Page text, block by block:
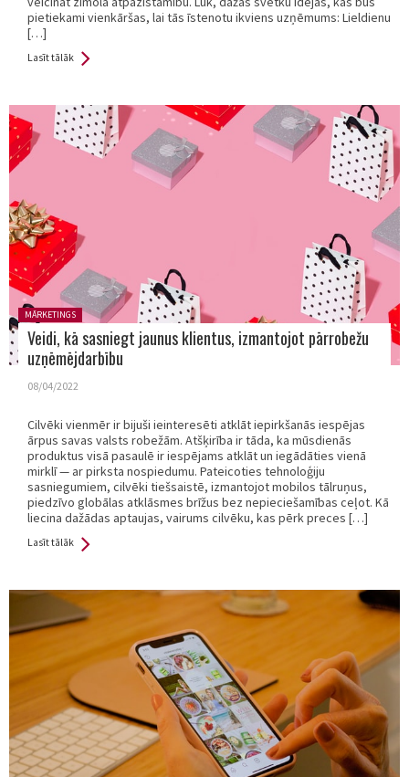
pietiekami vienkāršas, lai tās īstenotu ikviens uzņēmums: Lieldienu
[…]
Lasīt tālāk
Posted in:
MĀRKETINGS
Veidi, kā sasniegt jaunus klientus, izmantojot pārrobežu
uzņēmējdarbību
08/04/2022
Cilvēki vienmēr ir bijuši ieinteresēti atklāt iepirkšanās iespējas
ārpus savas valsts robežām. Atšķirība ir tāda, ka mūsdienās
produktus visā pasaulē ir iespējams atklāt un iegādāties vienā
mirklī — ar pirksta nospiedumu. Pateicoties tehnoloģiju
sasniegumiem, cilvēki tiešsaistē, izmantojot mobilos tālruņus,
piedzīvo globālas atklāsmes brīžus bez nepieciešamības ceļot. Kā
liecina dažādas aptaujas, vairums cilvēku, kas pērk preces […]
Lasīt tālāk